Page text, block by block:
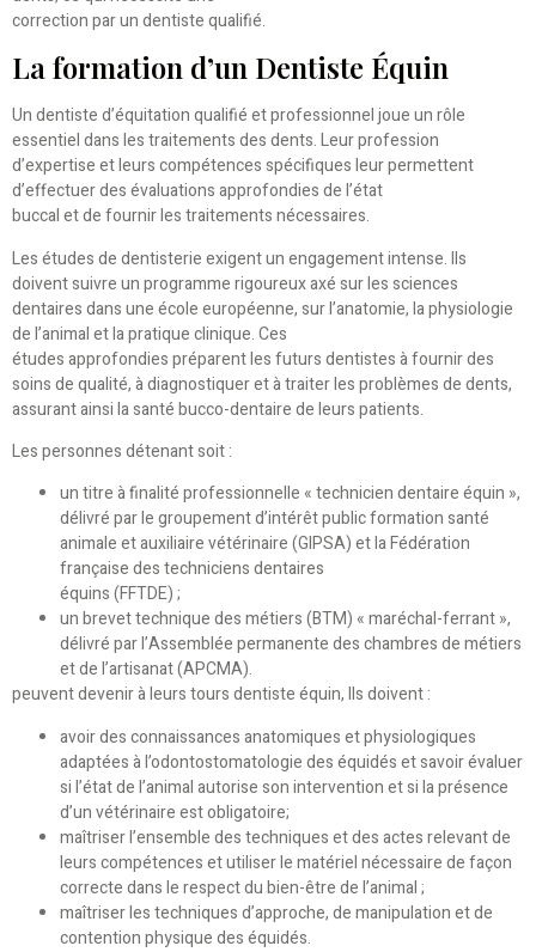
correction par un dentiste qualifié.
La formation d’un Dentiste Équin
Un dentiste d’équitation qualifié et professionnel joue un rôle
essentiel dans les traitements des dents. Leur profession
d’expertise et leurs compétences spécifiques leur permettent
d’effectuer des évaluations approfondies de l’état
buccal et de fournir les traitements nécessaires.
Les études de dentisterie exigent un engagement intense. Ils
doivent suivre un programme rigoureux axé sur les sciences
dentaires dans une école européenne, sur l’anatomie, la physiologie
de l’animal et la pratique clinique. Ces
études approfondies préparent les futurs dentistes à fournir des
soins de qualité, à diagnostiquer et à traiter les problèmes de dents,
assurant ainsi la santé bucco-dentaire de leurs patients.
Les personnes détenant soit :
un titre à finalité professionnelle « technicien dentaire équin »,
délivré par le groupement d’intérêt public formation santé
animale et auxiliaire vétérinaire (GIPSA) et la Fédération
française des techniciens dentaires
équins (FFTDE) ;
un brevet technique des métiers (BTM) « maréchal-ferrant »,
délivré par l’Assemblée permanente des chambres de métiers
et de l’artisanat (APCMA).
peuvent devenir à leurs tours dentiste équin, Ils doivent :
avoir des connaissances anatomiques et physiologiques
adaptées à l’odontostomatologie des équidés et savoir évaluer
si l’état de l’animal autorise son intervention et si la présence
d’un vétérinaire est obligatoire;
maîtriser l’ensemble des techniques et des actes relevant de
leurs compétences et utiliser le matériel nécessaire de façon
correcte dans le respect du bien-être de l’animal ;
maîtriser les techniques d’approche, de manipulation et de
contention physique des équidés.